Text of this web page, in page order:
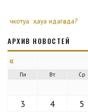
чкотуа ҳауа идагәада?
АРХИВ НОВОСТЕЙ
«
Пн Вт Ср
3
4 5